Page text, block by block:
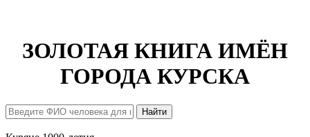
ЗОЛОТАЯ КНИГА ИМЁН
ГОРОДА КУРСКА
Найти